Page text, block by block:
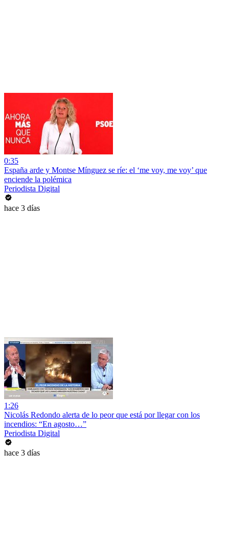
0:35
España arde y Montse Mínguez se ríe: el ‘me voy, me voy’ que
enciende la polémica
Periodista Digital
hace 3 días
1:26
Nicolás Redondo alerta de lo peor que está por llegar con los
incendios: “En agosto…”
Periodista Digital
hace 3 días